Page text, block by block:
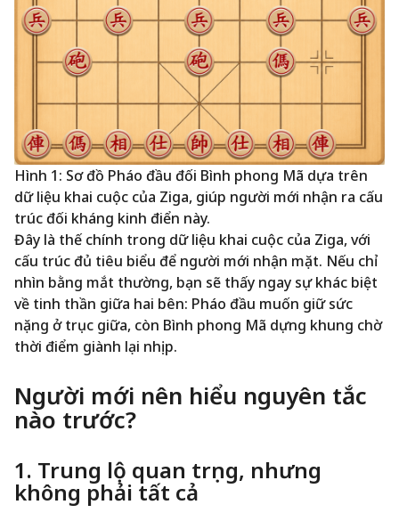
Hình 1: Sơ đồ Pháo đầu đối Bình phong Mã dựa trên
dữ liệu khai cuộc của Ziga, giúp người mới nhận ra cấu
trúc đối kháng kinh điển này.
Đây là thế chính trong dữ liệu khai cuộc của Ziga, với
cấu trúc đủ tiêu biểu để người mới nhận mặt. Nếu chỉ
nhìn bằng mắt thường, bạn sẽ thấy ngay sự khác biệt
về tinh thần giữa hai bên: Pháo đầu muốn giữ sức
nặng ở trục giữa, còn Bình phong Mã dựng khung chờ
thời điểm giành lại nhịp.
Người mới nên hiểu nguyên tắc
nào trước?
1. Trung lộ quan trọng, nhưng
không phải tất cả